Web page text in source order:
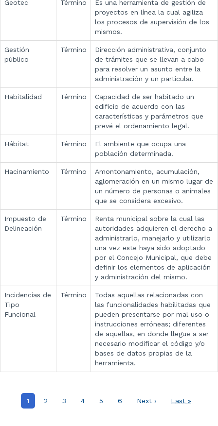
Geotec Término
Es una herramienta de gestión de
proyectos en línea la cual agiliza
los procesos de supervisión de los
mismos.​​
Gestión
público
Término
Dirección administrativa, conjunto
de trámites que se llevan a cabo
para resolver un asunto entre la
administración y un particular.
Habitalidad Término
Capacidad de ser habitado un
edificio de acuerdo con las
características y parámetros que
prevé el ordenamiento legal.
Hábitat Término
El ambiente que ocupa una
población determinada.
Hacinamiento Término
Amontonamiento, acumulación,
aglomeración en un mismo lugar de
un número de personas o animales
que se considera excesivo.
Impuesto de
Delineación
Término
Renta municipal sobre la cual las
autoridades adquieren el derecho a
administrarlo, manejarlo y utilizarlo
una vez este haya sido adoptado
por el Concejo Municipal, que debe
definir los elementos de aplicación
y administración del mismo.
Incidencias de
Tipo
Funcional
Término
Todas aquellas relacionadas con
las funcionalidades habilitadas que
pueden presentarse por mal uso o
instrucciones erróneas; diferentes
de aquellas, en donde llegue a ser
necesario modificar el código y/o
bases de datos propias de la
herramienta.
Paginación
Página
actual
1 Página
2 Página
3 Página
4 Página
5 Página
6
Siguiente
Next ›
Última
Last »